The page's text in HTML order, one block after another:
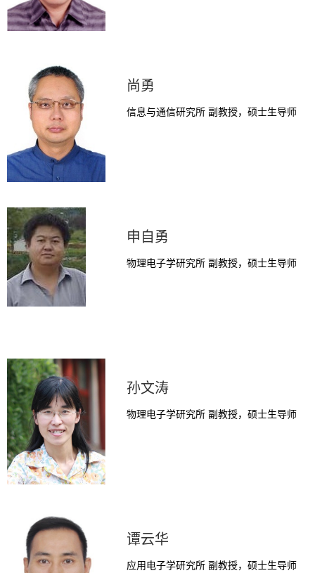
尚勇
信息与通信研究所 副教授，硕士生导师
申自勇
物理电子学研究所 副教授，硕士生导师
孙文涛
物理电子学研究所 副教授，硕士生导师
谭云华
应用电子学研究所 副教授，硕士生导师